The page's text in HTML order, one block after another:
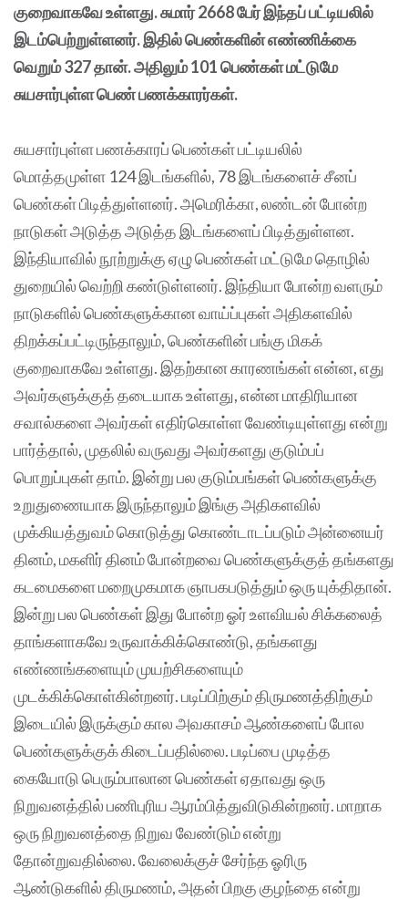
குறைவாகவே உள்ளது. சுமார் 2668 பேர் இந்தப் பட்டியலில்
இடம்பெற்றுள்ளனர். இதில் பெண்களின் எண்ணிக்கை
வெறும் 327 தான். அதிலும் 101 பெண்கள் மட்டுமே
சுயசார்புள்ள பெண் பணக்காரர்கள்.
சுயசார்புள்ள பணக்காரப் பெண்கள் பட்டியலில்
மொத்தமுள்ள 124 இடங்களில், 78 இடங்களைச் சீனப்
பெண்கள் பிடித்துள்ளனர். அமெரிக்கா, லண்டன் போன்ற
நாடுகள் அடுத்த அடுத்த இடங்களைப் பிடித்துள்ளன.
இந்தியாவில் நூற்றுக்கு ஏழு பெண்கள் மட்டுமே தொழில்
துறையில் வெற்றி கண்டுள்ளனர். இந்தியா போன்ற வளரும்
நாடுகளில் பெண்களுக்கான வாய்ப்புகள் அதிகளவில்
திறக்கப்பட்டிருந்தாலும், பெண்களின் பங்கு மிகக்
குறைவாகவே உள்ளது. இதற்கான காரணங்கள் என்ன, எது
அவர்களுக்குத் தடையாக உள்ளது, என்ன மாதிரியான
சவால்களை அவர்கள் எதிர்கொள்ள வேண்டியுள்ளது என்று
பார்த்தால், முதலில் வருவது அவர்களது குடும்பப்
பொறுப்புகள் தாம். இன்று பல குடும்பங்கள் பெண்களுக்கு
உறுதுணையாக இருந்தாலும் இங்கு அதிகளவில்
முக்கியத்துவம் கொடுத்து கொண்டாடப்படும் அன்னையர்
தினம், மகளிர் தினம் போன்றவை பெண்களுக்குத் தங்களது
கடமைகளை மறைமுகமாக ஞாபகபடுத்தும் ஒரு யுக்திதான்.
இன்று பல பெண்கள் இது போன்ற ஓர் உளவியல் சிக்கலைத்
தாங்களாகவே உருவாக்கிக்கொண்டு, தங்களது
எண்ணங்களையும் முயற்சிகளையும்
முடக்கிக்கொள்கின்றனர். படிப்பிற்கும் திருமணத்திற்கும்
இடையில் இருக்கும் கால அவகாசம் ஆண்களைப் போல
பெண்களுக்குக் கிடைப்பதில்லை. படிப்பை முடித்த
கையோடு பெரும்பாலான பெண்கள் ஏதாவது ஒரு
நிறுவனத்தில் பணிபுரிய ஆரம்பித்துவிடுகின்றனர். மாறாக
ஒரு நிறுவனத்தை நிறுவ வேண்டும் என்று
தோன்றுவதில்லை. வேலைக்குச் சேர்ந்த ஓரிரு
ஆண்டுகளில் திருமணம், அதன் பிறகு குழந்தை என்று